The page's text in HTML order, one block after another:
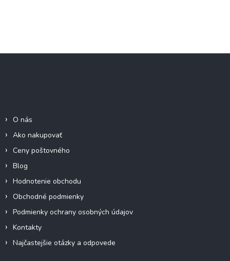
O nás
Ako nakupovať
Ceny poštovného
Blog
Hodnotenie obchodu
Obchodné podmienky
Podmienky ochrany osobných údajov
Kontakty
Najčastejšie otázky a odpovede